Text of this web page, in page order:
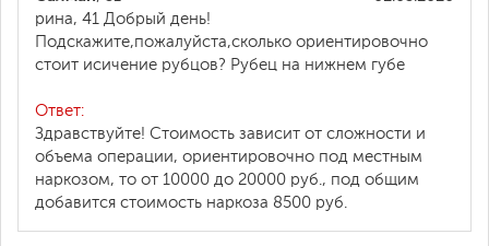
рина, 41 Добрый день!
Подскажите,пожалуйста,сколько ориентировочно
стоит исичение рубцов? Рубец на нижнем губе
Ответ:
Здравствуйте! Стоимость зависит от сложности и
объема операции, ориентировочно под местным
наркозом, то от 10000 до 20000 руб., под общим
добавится стоимость наркоза 8500 руб.